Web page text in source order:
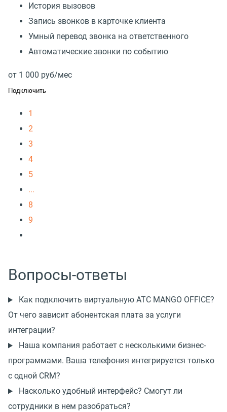
История вызовов
Запись звонков в карточке клиента
Умный перевод звонка на ответственного
Автоматические звонки по событию
от 1 000 руб/мес
Подключить
1
2
3
4
5
...
8
9
Вопросы-ответы
Как подключить виртуальную АТС MANGO OFFICE?
От чего зависит абонентская плата за услуги
интеграции?
Наша компания работает с несколькими бизнес-
программами. Ваша телефония интегрируется только
с одной CRM?
Насколько удобный интерфейс? Смогут ли
сотрудники в нем разобраться?